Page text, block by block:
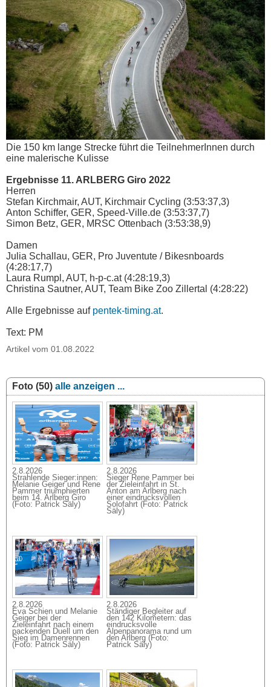
Die 150 km lange Strecke führt die TeilnehmerInnen durch
eine malerische Kulisse
Ergebnisse 11. ARLBERG Giro 2022
Herren
Stefan Kirchmair, AUT, Kirchmair Cycling (3:53:37,3)
Anton Schiffer, GER, Speed-Ville.de (3:53:37,7)
Simon Betz, GER, MRSC Ottenbach (3:53:38,9)
Damen
Julia Schallau, GER, Pro Juventute / Bikesnboards
(4:28:17,7)
Laura Rumpl, AUT, h-p-c.at (4:28:19,3)
Christina Sautner, AUT, Team Bike Zoo Zillertal (4:28:22)
Alle Ergebnisse auf pentek-timing.at.
Text: PM
Artikel vom 01.08.2022
Foto (50) alle anzeigen ...
2.8.2026
Strahlende Sieger:innen:
Melanie Geiger und Rene
Pammer triumphierten
beim 14. Arlberg Giro
(Foto: Patrick Säly)
2.8.2026
Sieger Rene Pammer bei
der Zieleinfahrt in St.
Anton am Arlberg nach
einer eindrucksvollen
Solofahrt (Foto: Patrick
Säly)
2.8.2026
Eva Schien und Melanie
Geiger bei der
Zieleinfahrt nach einem
packenden Duell um den
Sieg im Damenrennen
(Foto: Patrick Säly)
2.8.2026
Ständiger Begleiter auf
den 142 Kilometern: das
eindrucksvolle
Alpenpanorama rund um
den Arlberg (Foto:
Patrick Säly)